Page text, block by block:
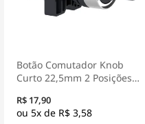
Botão Comutador Knob
Curto 22,5mm 2 Posições
Schneider Electric
R$ 17,90
5x de R$ 3,58